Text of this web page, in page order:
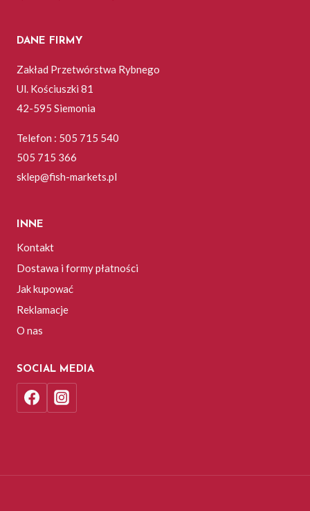
DANE FIRMY
Zakład Przetwórstwa Rybnego
Ul. Kościuszki 81
42-595 Siemonia
Telefon : 505 715 540
505 715 366
sklep@fish-markets.pl
INNE
Kontakt
Dostawa i formy płatności
Jak kupować
Reklamacje
O nas
SOCIAL MEDIA